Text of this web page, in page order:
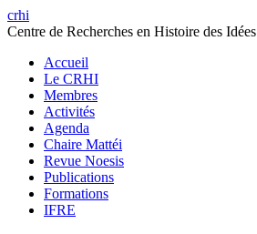
crhi
Centre de Recherches en Histoire des Idées
Accueil
Le CRHI
Membres
Activités
Agenda
Chaire Mattéi
Revue Noesis
Publications
Formations
IFRE